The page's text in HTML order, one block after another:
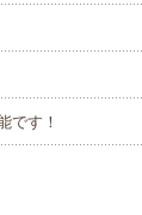
です！